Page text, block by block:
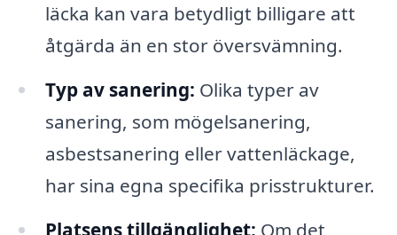
läcka kan vara betydligt billigare att
åtgärda än en stor översvämning.
Typ av sanering: Olika typer av
sanering, som mögelsanering,
asbestsanering eller vattenläckage,
har sina egna specifika prisstrukturer.
Platsens tillgänglighet: Om det